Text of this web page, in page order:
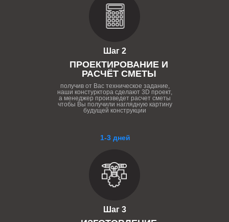
1-3 дней
Шаг 3
Шаг 2
ПРОЕКТИРОВАНИЕ И
РАСЧЁТ СМЕТЫ
получив от Вас техническое задание,
наши констурктора сделают 3D проект,
а менеджер произведет расчет сметы
чтобы Вы получили наглядную картину
будущей конструкции